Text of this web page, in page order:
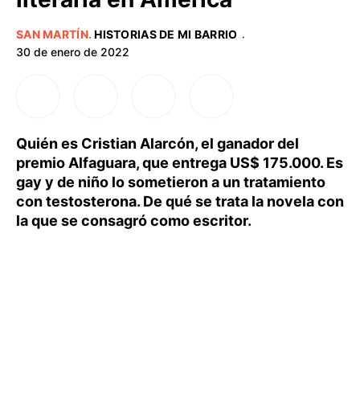
ELECCIONES 2023
SAN MARTÍN.HISTORIAS DE MI BARRIO ·
30 de enero de 2022
Quién es Cristian Alarcón, el ganador del
premio Alfaguara, que entrega US$ 175.000. Es
gay y de niño lo sometieron a un tratamiento
con testosterona. De qué se trata la novela con
la que se consagró como escritor.